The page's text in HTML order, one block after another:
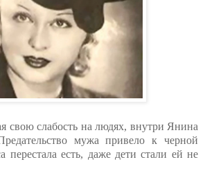
свою слабость на людях, внутри Янина
мужа привело к черной
перестала есть, даже дети стали ей не